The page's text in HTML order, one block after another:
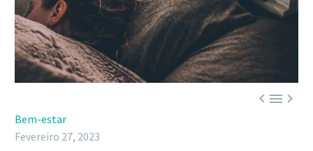

Bem-estar
Fevereiro 27, 2023